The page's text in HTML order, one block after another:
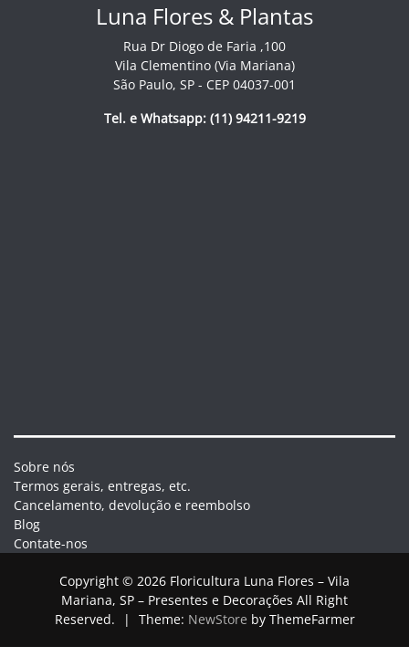
Luna Flores & Plantas
Rua Dr Diogo de Faria ,100
Vila Clementino (Via Mariana)
São Paulo, SP - CEP 04037-001
Tel. e Whatsapp: (11) 94211-9219
Sobre nós
Termos gerais, entregas, etc.
Cancelamento, devolução e reembolso
Blog
Contate-nos
Copyright © 2026 Floricultura Luna Flores – Vila
Mariana, SP – Presentes e Decorações All Right
Reserved.
| Theme: NewStore by ThemeFarmer